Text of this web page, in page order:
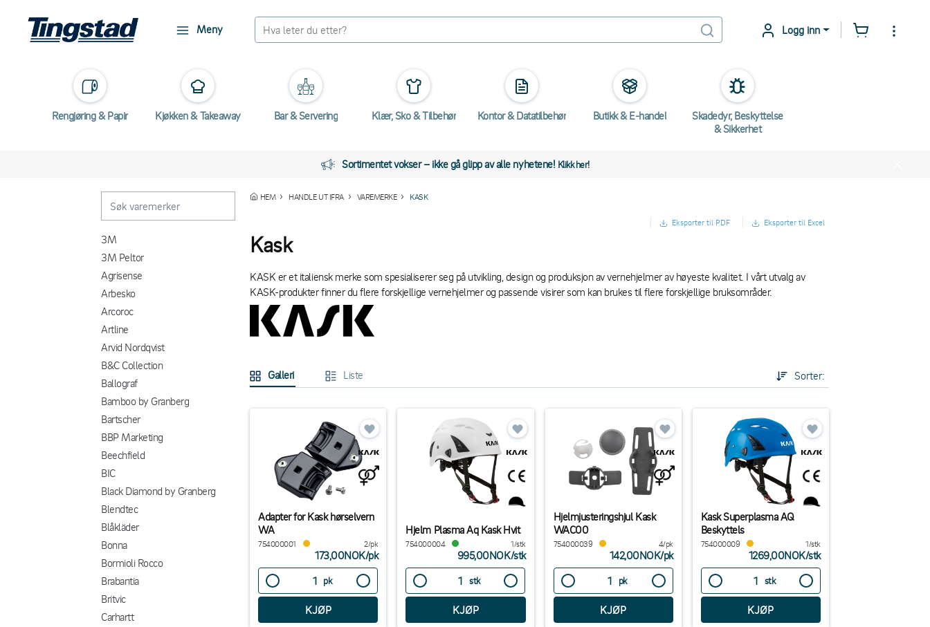
Meny Logg inn
Rengjøring & Papir Kjøkken & Takeaway Bar & Servering Klær, Sko & Tilbehør Kontor & Datatilbehør Butikk & E-handel
Skadedyr, Beskyttelse
& Sikkerhet
Sortimentet vokser – ikke gå glipp av alle nyhetene! Klikk her!
3M
3M Peltor
Agrisense
Arbesko
Arcoroc
Artline
Arvid Nordqvist
B&C Collection
Ballograf
Bamboo by Granberg
Bartscher
BBP Marketing
Beechfield
BIC
Black Diamond by Granberg
Blendtec
Blåkläder
Bonna
Bormioli Rocco
Brabantia
Britvic
Carhartt
HEM HANDLE UT IFRA VAREMERKE KASK
Eksporter til PDF Eksporter til Excel
Kask
KASK er et italiensk merke som spesialiserer seg på utvikling, design og produksjon av vernehjelmer av høyeste kvalitet. I vårt utvalg av
KASK-produkter finner du flere forskjellige vernehjelmer og passende visirer som kan brukes til flere forskjellige bruksområder.
Galleri Liste Sorter:
Adapter for Kask hørselvern
WA
754000001 2/pk
173,00NOK/pk
pk
Hjelm Plasma Aq Kask Hvit
754000004 1/stk
995,00NOK/stk
stk
Hjelmjusteringshjul Kask
WAC00
754000039 4/pk
142,00NOK/pk
pk
Kask Superplasma AQ
Beskyttels
754000009 1/stk
1269,00NOK/stk
stk